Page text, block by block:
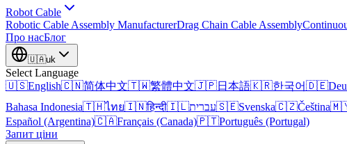
Robot Cable
Robotic Cable Assembly ManufacturerDrag Chain Cable Assembly
Про насБлог
🇺🇦uk
Select Language
🇺🇸English🇨🇳简体中文🇹🇼繁體中文🇯🇵日本語🇰🇷한국어🇩🇪
Bahasa Indonesia🇹🇭ไทย🇮🇳हिन्दी🇮🇱עברית🇸🇪Svenska🇨🇿Čeština
Español (Argentina)🇨🇦Français (Canada)🇵🇹Português (Portugal)
Запит ціни